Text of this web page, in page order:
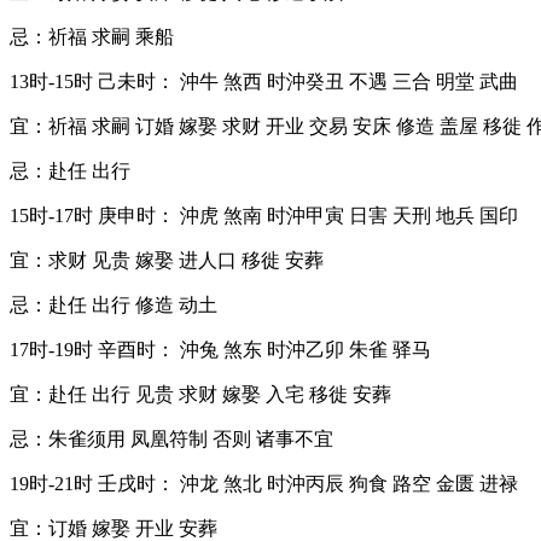
忌：祈福 求嗣 乘船
13时-15时 己未时： 沖牛 煞西 时沖癸丑 不遇 三合 明堂 武曲
宜：祈福 求嗣 订婚 嫁娶 求财 开业 交易 安床 修造 盖屋 移徙
忌：赴任 出行
15时-17时 庚申时： 沖虎 煞南 时沖甲寅 日害 天刑 地兵 国印
宜：求财 见贵 嫁娶 进人口 移徙 安葬
忌：赴任 出行 修造 动土
17时-19时 辛酉时： 沖兔 煞东 时沖乙卯 朱雀 驿马
宜：赴任 出行 见贵 求财 嫁娶 入宅 移徙 安葬
忌：朱雀须用 凤凰符制 否则 诸事不宜
19时-21时 壬戌时： 沖龙 煞北 时沖丙辰 狗食 路空 金匮 进禄
宜：订婚 嫁娶 开业 安葬